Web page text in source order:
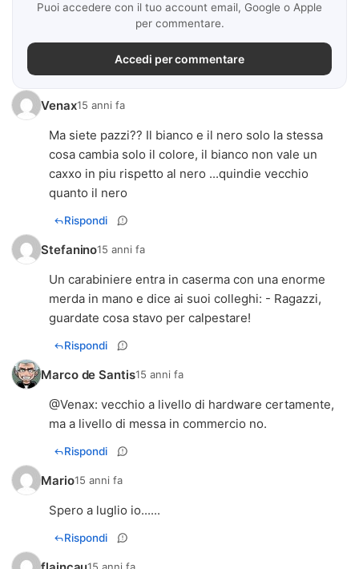
Puoi accedere con il tuo account email, Google o Apple
per commentare.
Accedi per commentare
Venax15 anni fa
Ma siete pazzi?? Il bianco e il nero solo la stessa
cosa cambia solo il colore, il bianco non vale un
caxxo in piu rispetto al nero ...quindie vecchio
quanto il nero
Rispondi
Stefanino15 anni fa
Un carabiniere entra in caserma con una enorme
merda in mano e dice ai suoi colleghi: - Ragazzi,
guardate cosa stavo per calpestare!
Rispondi
Marco de Santis15 anni fa
@Venax: vecchio a livello di hardware certamente,
ma a livello di messa in commercio no.
Rispondi
Mario15 anni fa
Spero a luglio io......
Rispondi